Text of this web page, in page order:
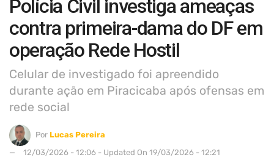
Polícia Civil investiga ameaças
contra primeira-dama do DF em
operação Rede Hostil
Celular de investigado foi apreendido
durante ação em Piracicaba após ofensas em
rede social
Por Lucas Pereira
12/03/2026 - 12:06 - Updated On 19/03/2026 - 12:21